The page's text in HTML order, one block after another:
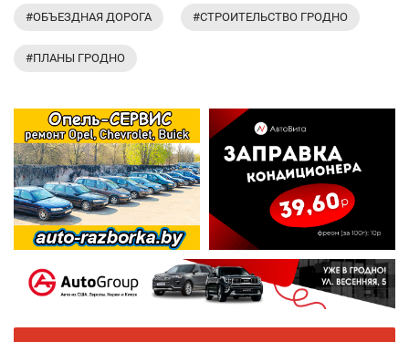
#ОБЪЕЗДНАЯ ДОРОГА #СТРОИТЕЛЬСТВО ГРОДНО
#ПЛАНЫ ГРОДНО